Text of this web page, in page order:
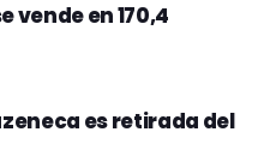
vende en 170,4
es retirada del